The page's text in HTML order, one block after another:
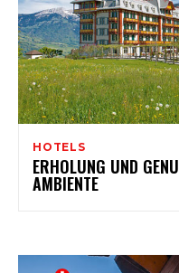
HOTELS
ERHOLUNG UND
AMBIENTE